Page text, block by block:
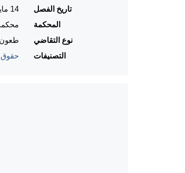
تاريخ الفصل
14 مايو، 2019
المحكمة
نوع التقاضي
طعون
التصنيفات
حقوق